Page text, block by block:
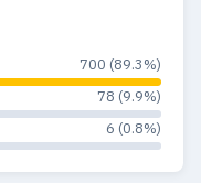
700 (89.3%)
78 (9.9%)
6 (0.8%)